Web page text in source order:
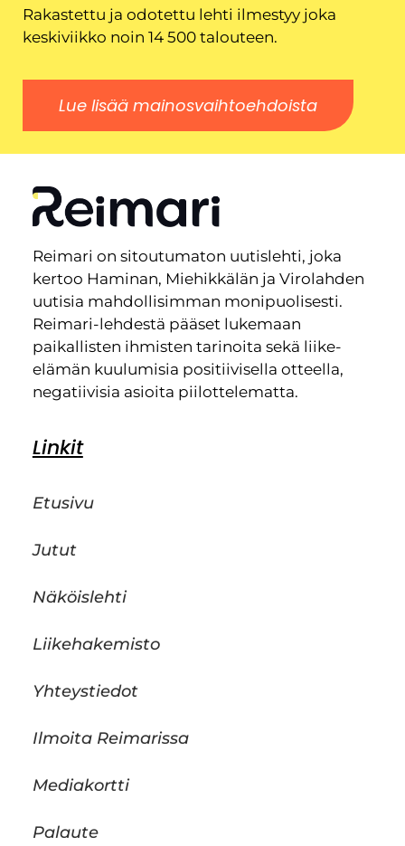
Rakastettu ja odotettu lehti ilmestyy joka
keskiviikko noin 14 500 talouteen.
Lue lisää mainosvaihtoehdoista
Reimari on sitoutumaton uutislehti, joka
kertoo Haminan, Miehikkälän ja Virolahden
uutisia mahdollisimman monipuolisesti.
Reimari-lehdestä pääset lukemaan
paikallisten ihmisten tarinoita sekä liike-
elämän kuulumisia positiivisella otteella,
negatiivisia asioita piilottelematta.
Linkit
Etusivu
Jutut
Näköislehti
Liikehakemisto
Yhteystiedot
Ilmoita Reimarissa
Mediakortti
Palaute